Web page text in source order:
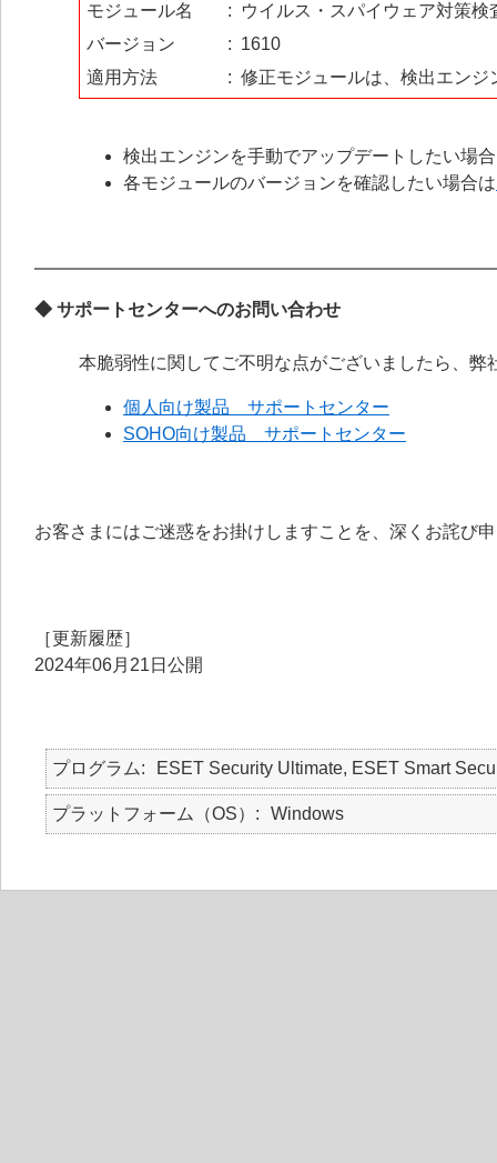
モジュール名
:
ウイルス・スパイウェア対策検
バージョン
: 1610
適用方法
: 修正モジュールは、検出エン
検出エンジンを手動でアップデートしたい場
各モジュールのバージョンを確認したい場合は
◆ サポートセンターへのお問い合わせ
本脆弱性に関してご不明な点がございましたら、
個人向け製品 サポートセンター
SOHO向け製品 サポートセンター
お客さまにはご迷惑をお掛けしますことを、深くお詫び
［更新履歴］
2024年06月21日公開
プログラム ESET Security Ultimate, ESET Smart
プラットフォーム（OS） Windows